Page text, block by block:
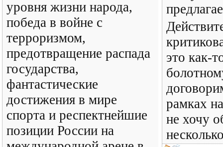
уровня жизни народа,
победа в войне с
терроризмом,
предотвращение распада
государства,
фантастические
достижения в мире
спорта и респектнейшие
позиции России на
это как-
рамках
не хочу